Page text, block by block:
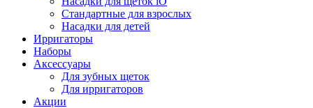
Стандартные для взрослых
Насадки для детей
Ирригаторы
Наборы
Аксессуары
Для зубных щеток
Для ирригаторов
Акции